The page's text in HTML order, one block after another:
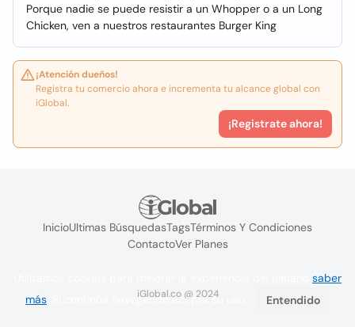
Porque nadie se puede resistir a un Whopper o a un Long
Chicken, ven a nuestros restaurantes Burger King
¡Atención dueños!
Registra tu comercio ahora e incrementa tu alcance global con
iGlobal.
¡Registrate ahora!
InicioUltimas BúsquedasTagsTérminos Y Condiciones
ContactoVer Planes
iGlobal.co @ 2024
saber
más . Si continúa navegando acepta su uso. Entendido